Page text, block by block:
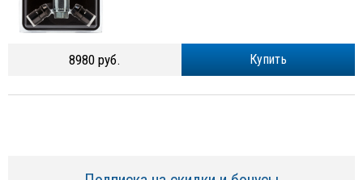
Купить
8980 руб.